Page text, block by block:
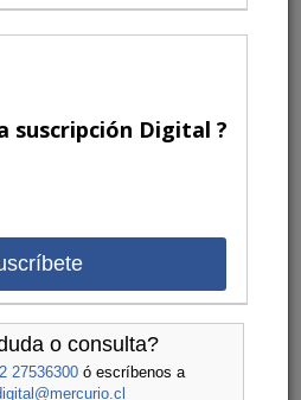
suscripción Digital ?
o consulta?
27536300ó escríbenos a